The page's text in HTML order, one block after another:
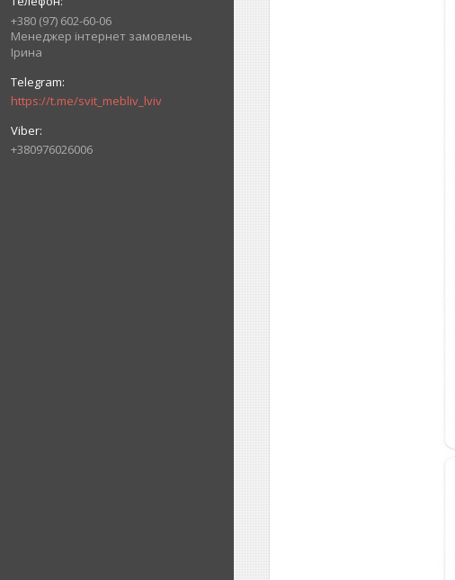
+380 (97) 602-60-06
Менеджер інтернет замовлень
Ірина
https://t.me/svit_mebliv_lviv
+380976026006